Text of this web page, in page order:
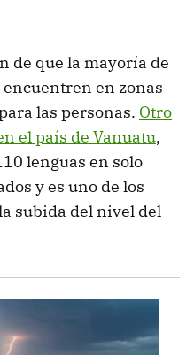
de que la mayoría de
en zonas
las personas. Otro
el país de Vanuatu,
lenguas en solo
y es uno de los
subida del nivel del